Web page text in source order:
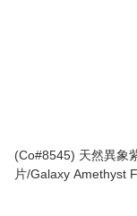
(Co#8545) 天然異象
片/Galaxy Amethyst